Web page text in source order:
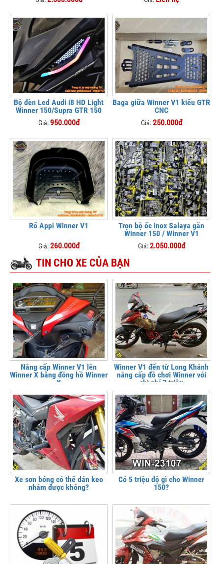
Bộ đèn Led Audi i8 HD Light
Winner 150/Supra GTR 150
Giá:950.000đ
Baga giữa Winner V1 kiểu GTR
CNC
Giá:250.000đ
Rổ Appi Winner V1
Giá:260.000đ
Trọn bộ ốc inox Salaya gắn
Winner 150 / Winner V1
Giá:2.050.000đ
TIN CHO XE CỦA BẠN
Nâng cấp Winner V1 lên
Winner X bằng đồng hồ Winner
X
Winner V1 đến từ Long Khánh
nâng cấp đồ chơi Winner với
chi phí 7 triệu
Xe sơn bóng có thể dán keo
nhám được không?
Có 5 triệu độ gì cho Winner
150?